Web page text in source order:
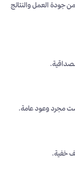
جودة العمل والنتائج
مجرد وعود عامة.
خفية.